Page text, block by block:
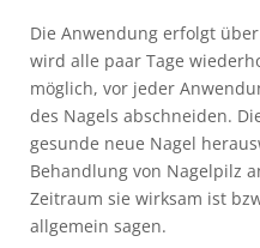
Die Anwendung erfolgt
wird alle paar Tage
möglich, vor jeder
des Nagels abschneiden.
gesunde neue Nagel
Behandlung von Nagelpilz
Zeitraum sie wirksam ist
allgemein sagen.